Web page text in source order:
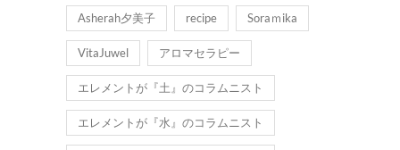
Asherah夕美子 recipe Soraｍika
VitaJuwel アロマセラピー
エレメントが『土』のコラムニスト
エレメントが『水』のコラムニスト